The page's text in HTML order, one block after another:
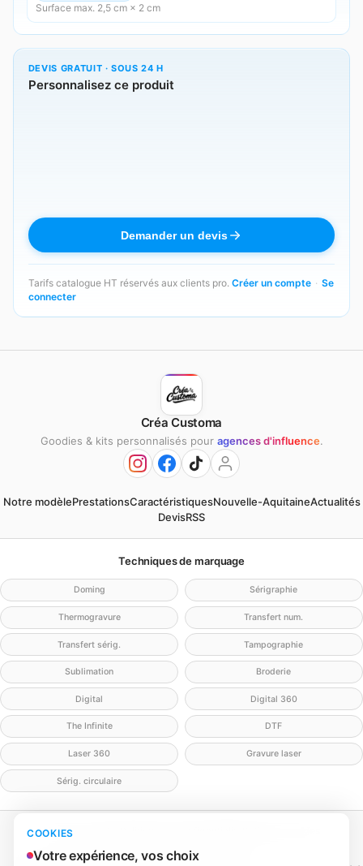
COOKIES
Votre expérience, vos choix
Surface max. 2,5 cm × 2 cm
DEVIS GRATUIT · SOUS 24 H
Personnalisez ce produit
Demander un devis
Tarifs catalogue HT réservés aux clients pro. Créer un compte · Se
connecter
Créa Customa
Goodies & kits personnalisés pour agences d'influence.
Notre modèlePrestationsCaractéristiquesNouvelle-AquitaineActualités
DevisRSS
Techniques de marquage
Doming Sérigraphie
Thermogravure Transfert num.
Transfert sérig. Tampographie
Sublimation Broderie
Digital Digital 360
The Infinite DTF
Laser 360 Gravure laser
Sérig. circulaire
Mentions légales